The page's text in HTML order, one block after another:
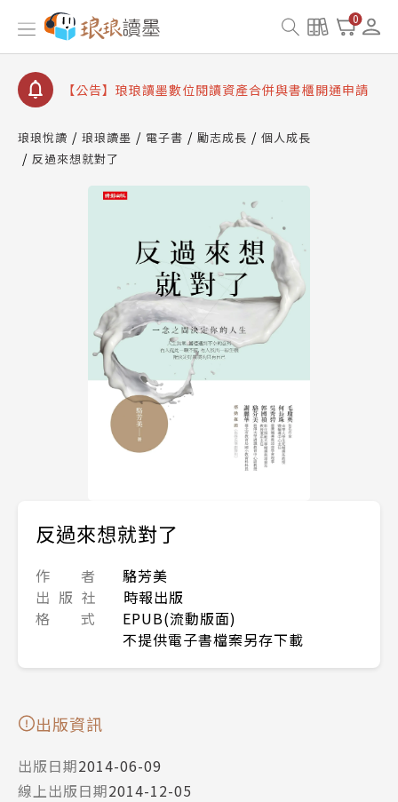
0
查詢
【公告】因 Readmoo 讀墨系統維護中，本站同步暫
停部分閱讀服務
【公告】琅琅讀墨 3 分鐘完成書櫃開通與資產合併申
請圖文教學
查詢
【公告】因 Readmoo 讀墨系統維護中，本站同步暫
琅琅悅讀 琅琅讀墨 電子書 勵志成長
個人成長
反過來想就對了
反過來想就對了
作 者
駱芳美
出 版 社
時報出版
格 式
EPUB(流動版面)
不提供電子書檔案另存下載
出版資訊
出版日期2014-06-09
線上出版日期2014-12-05